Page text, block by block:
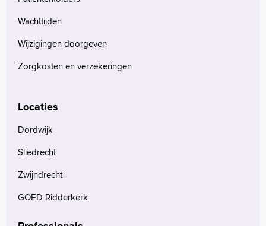
Wachttijden
Wijzigingen doorgeven
Zorgkosten en verzekeringen
Locaties
Dordwijk
Sliedrecht
Zwijndrecht
GOED Ridderkerk